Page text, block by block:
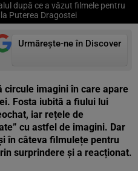
după ce a văzut filmele pentru
Puterea Dragostei
Urmărește-ne în Discover
circule imagini în care apare
Fosta iubită a fiului lui
iar rețele de
cu astfel de imagini. Dar
în câteva filmulețe pentru
surprindere și a reacționat.